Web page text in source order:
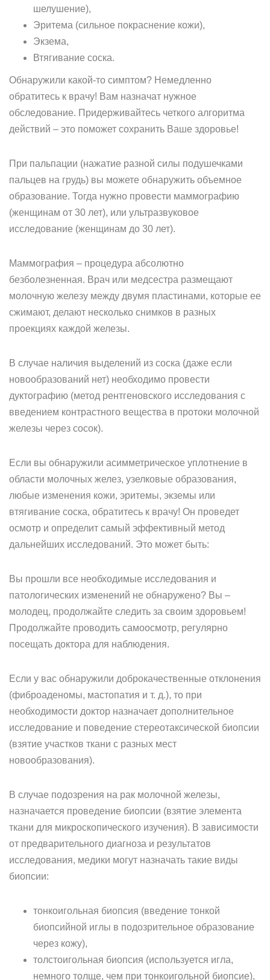
шелушение),
Эритема (сильное покраснение кожи),
Экзема,
Втягивание соска.
Обнаружили какой-то симптом? Немедленно
обратитесь к врачу! Вам назначат нужное
обследование. Придерживайтесь четкого алгоритма
действий – это поможет сохранить Ваше здоровье!
При пальпации (нажатие разной силы подушечками
пальцев на грудь) вы можете обнаружить объемное
образование. Тогда нужно провести маммографию
(женщинам от 30 лет), или ультразвуковое
исследование (женщинам до 30 лет).
Маммография – процедура абсолютно
безболезненная. Врач или медсестра размещают
молочную железу между двумя пластинами, которые ее
сжимают, делают несколько снимков в разных
проекциях каждой железы.
В случае наличия выделений из соска (даже если
новообразований нет) необходимо провести
дуктографию (метод рентгеновского исследования с
введением контрастного вещества в протоки молочной
железы через сосок).
Если вы обнаружили асимметрическое уплотнение в
области молочных желез, узелковые образования,
любые изменения кожи, эритемы, экземы или
втягивание соска, обратитесь к врачу! Он проведет
осмотр и определит самый эффективный метод
дальнейших исследований. Это может быть:
Вы прошли все необходимые исследования и
патологических изменений не обнаружено? Вы –
молодец, продолжайте следить за своим здоровьем!
Продолжайте проводить самоосмотр, регулярно
посещать доктора для наблюдения.
Если у вас обнаружили доброкачественные отклонения
(фиброаденомы, мастопатия и т. д.), то при
необходимости доктор назначает дополнительное
исследование и поведение стереотаксической биопсии
(взятие участков ткани с разных мест
новообразования).
В случае подозрения на рак молочной железы,
назначается проведение биопсии (взятие элемента
ткани для микроскопического изучения). В зависимости
от предварительного диагноза и результатов
исследования, медики могут назначать такие виды
биопсии:
тонкоигольная биопсия (введение тонкой
биопсийной иглы в подозрительное образование
через кожу),
толстоигольная биопсия (используется игла,
немного толще, чем при тонкоигольной биопсие),